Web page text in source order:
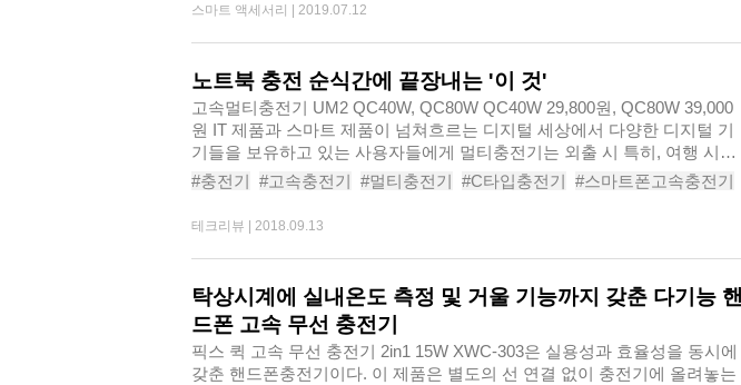
#무선충전기추천 #고속충전기추천
스마트 액세서리 | 2019.07.12
노트북 충전 순식간에 끝장내는 '이 것'
고속멀티충전기 UM2 QC40W, QC80W QC40W 29,800원, QC80W 39,000
원 IT 제품과 스마트 제품이 넘쳐흐르는 디지털 세상에서 다양한 디지털 기
기들을 보유하고 있는 사용자들에게 멀티충전기는 외출 시 특히, 여행 시에
동시에 여..
#충전기 #고속충전기 #멀티충전기 #C타입충전기 #스마트폰고속충전기
테크리뷰 | 2018.09.13
탁상시계에 실내온도 측정 및 거울 기능까지 갖춘 다기능 핸
드폰 고속 무선 충전기
픽스 퀵 고속 무선 충전기 2in1 15W XWC-303은 실용성과 효율성을 동시에
갖춘 핸드폰충전기이다. 이 제품은 별도의 선 연결 없이 충전기에 올려놓는